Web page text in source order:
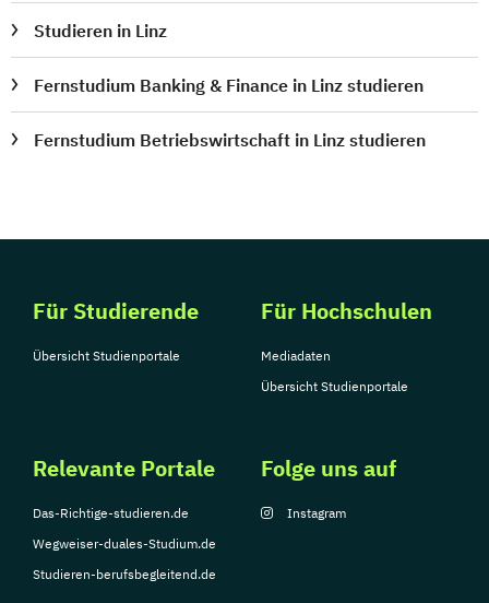
Studieren in Linz
Fernstudium Banking & Finance in Linz studieren
Fernstudium Betriebswirtschaft in Linz studieren
Für Studierende
Übersicht Studienportale
Für Hochschulen
Mediadaten
Übersicht Studienportale
Relevante Portale
Das-Richtige-studieren.de
Wegweiser-duales-Studium.de
Studieren-berufsbegleitend.de
Folge uns auf
Instagram